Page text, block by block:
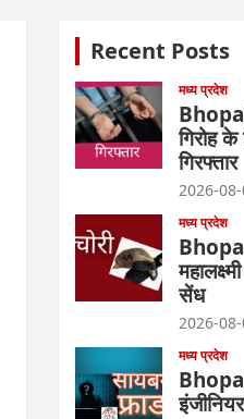
Recent Posts
मध्य प्रदेश
गिरोह
गिरफ्तार
2026-
मध्य प्रदेश
सेंध
2026-
मध्य प्रदेश